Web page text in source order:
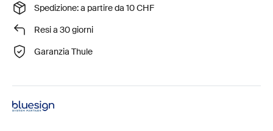
Spedizione: a partire da 10 CHF
Resi a 30 giorni
Garanzia Thule